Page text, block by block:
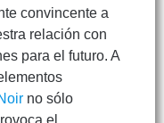
convincente a
relación con
para el futuro. A
no sólo
el